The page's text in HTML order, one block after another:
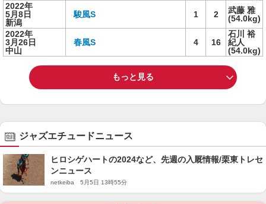
2022年
5月8日
新潟
駿風S 1 2
武藤 雅
(54.0kg)
2022年
3月26日
中山
春風S 4 16
石川 裕
紀人
(54.0kg)
もっと見る
ジャズエチュードニュース
ヒロシゲハートの2024など、先週の入厩情報/栗東トレセ
ンニュース
netkeiba 5月5日 13時55分